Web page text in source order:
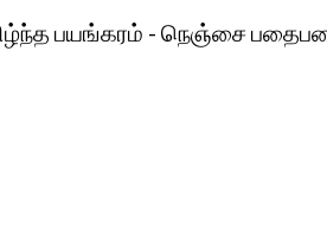
கவிழ்ந்த பயங்கரம் - நெஞ்சை